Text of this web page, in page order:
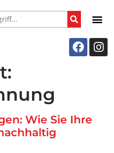
Wie Sie Ihre